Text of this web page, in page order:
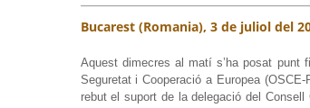
Bucarest (Romania), 3 de juliol del
Aquest dimecres al matí s’ha posat punt
Seguretat i Cooperació a Europea
rebut el suport de la delegació del Consell